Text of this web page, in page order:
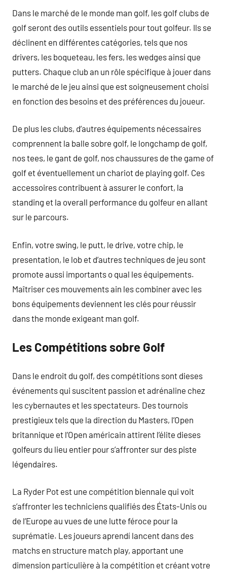
Dans le marché de le monde man golf, les golf clubs de
golf seront des outils essentiels pour tout golfeur. Ils se
déclinent en différentes catégories, tels que nos
drivers, les boqueteau, les fers, les wedges ainsi que
putters. Chaque club an un rôle spécifique à jouer dans
le marché de le jeu ainsi que est soigneusement choisi
en fonction des besoins et des préférences du joueur.
De plus les clubs, d’autres équipements nécessaires
comprennent la balle sobre golf, le longchamp de golf,
nos tees, le gant de golf, nos chaussures de the game of
golf et éventuellement un chariot de playing golf. Ces
accessoires contribuent à assurer le confort, la
standing et la overall performance du golfeur en allant
sur le parcours.
Enfin, votre swing, le putt, le drive, votre chip, le
presentation, le lob et d’autres techniques de jeu sont
promote aussi importants o qual les équipements.
Maîtriser ces mouvements ain les combiner avec les
bons équipements deviennent les clés pour réussir
dans the monde exigeant man golf.
Les Compétitions sobre Golf
Dans le endroit du golf, des compétitions sont dieses
événements qui suscitent passion et adrénaline chez
les cybernautes et les spectateurs. Des tournois
prestigieux tels que la direction du Masters, l’Open
britannique et l’Open américain attirent l’élite dieses
golfeurs du lieu entier pour s’affronter sur des piste
légendaires.
La Ryder Pot est une compétition biennale qui voit
s’affronter les techniciens qualifiés des États-Unis ou
de l’Europe au vues de une lutte féroce pour la
suprématie. Les joueurs aprendí lancent dans des
matchs en structure match play, apportant une
dimension particulière à la compétition et créant votre